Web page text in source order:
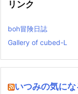
リンク
boh冒険日誌
Gallery of cubed-L
いつみの気に